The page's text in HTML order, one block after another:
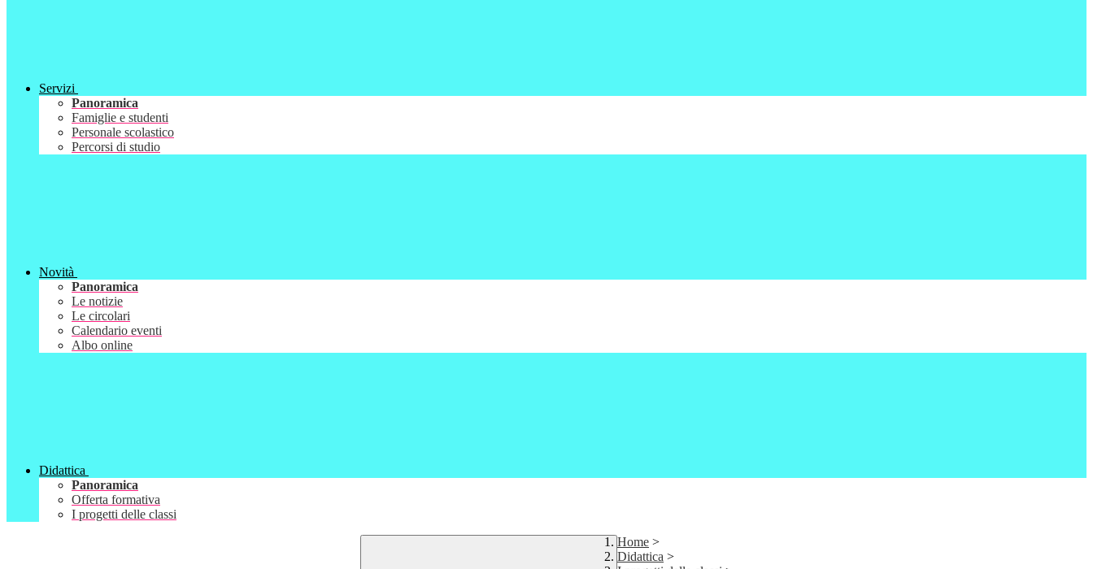
Servizi
Panoramica
Famiglie e studenti
Personale scolastico
Percorsi di studio
Novità
Panoramica
Le notizie
Le circolari
Calendario eventi
Albo online
Didattica
Panoramica
Offerta formativa
I progetti delle classi
Home >
Didattica >